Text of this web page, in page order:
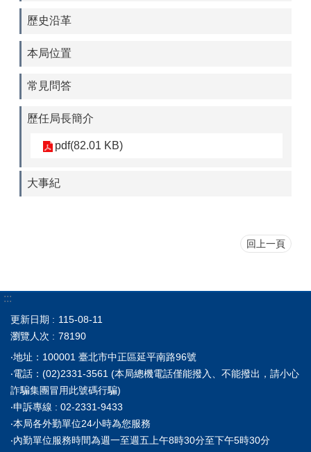
歷史沿革
本局位置
常見問答
歷任局長簡介
pdf(82.01 KB)
大事紀
回上一頁
:::
更新日期
115-08-11
瀏覽人次
78190
‧地址：100001 臺北市中正區延平南路96號
‧電話：(02)2331-3561 (本局總機電話僅能撥入、不能撥出，請小心
詐騙集團冒用此號碼行騙)
‧申訴專線 : 02-2331-9433
‧本局各外勤單位24小時為您服務
‧內勤單位服務時間為週一至週五上午8時30分至下午5時30分